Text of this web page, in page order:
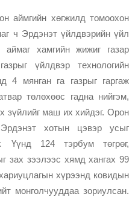
аймгийн хөгжилд томоохон
ч Эрдэнэт үйлдвэрийн үйл
хамгийн жижиг газар
үйлдвэр технологийн
4 мянган га газрыг гаргаж
төлөхөөс гадна нийгэм,
зүйлийг маш их хийдэг. Орон
хотын цэвэр усыг
Үүнд 124 тэрбум төгрөг,
зах зээлээс хямд хангах 99
хүрээнд ковидын
монголчууддаа зориулсан.